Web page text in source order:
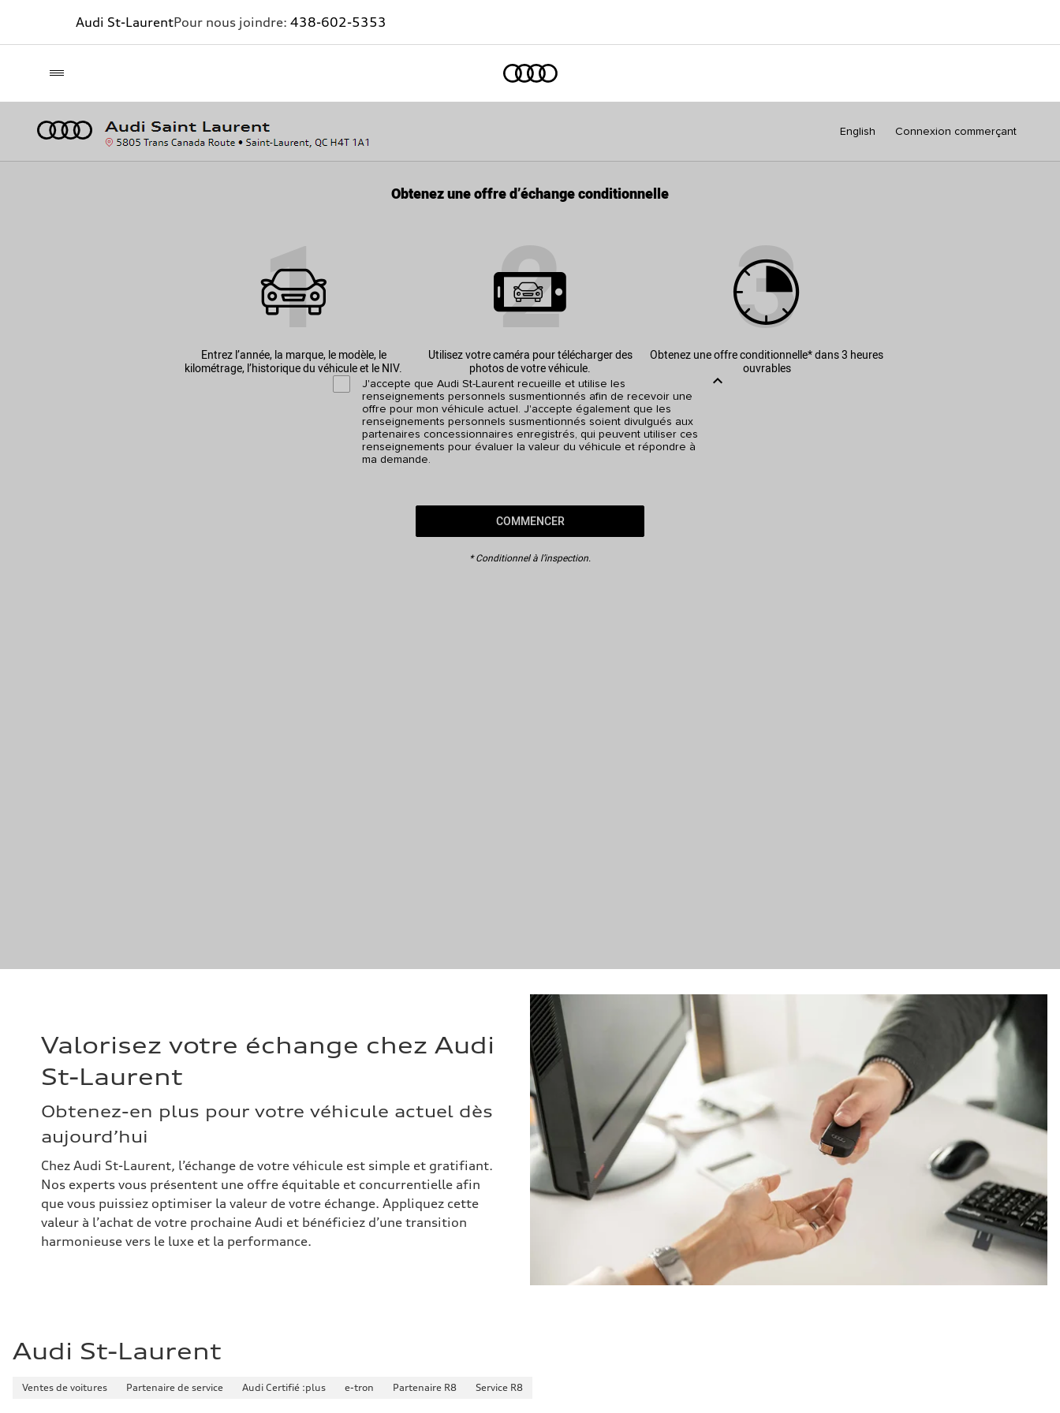
Audi St-LaurentPour nous joindre: 438-602-5353
Valorisez votre échange chez Audi
St-Laurent
Obtenez-en plus pour votre véhicule actuel dès
aujourd’hui
Chez Audi St-Laurent, l’échange de votre véhicule est simple et gratifiant.
Nos experts vous présentent une offre équitable et concurrentielle afin
que vous puissiez optimiser la valeur de votre échange. Appliquez cette
valeur à l’achat de votre prochaine Audi et bénéficiez d’une transition
harmonieuse vers le luxe et la performance.
Audi St-Laurent
Ventes de voitures Partenaire de service Audi Certifié :plus e-tron Partenaire R8 Service R8